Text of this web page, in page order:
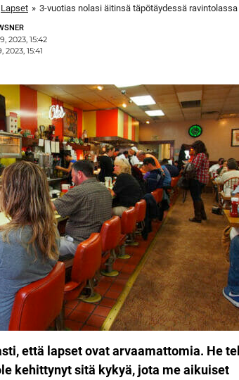
Lapset » 3-vuotias nolasi äitinsä täpötäydessä
2023, 15:42
2023, 15:41
että lapset ovat arvaamattomia. He
kehittynyt sitä kykyä, jota me aikuiset